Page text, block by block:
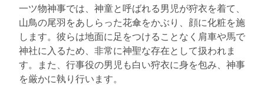
一ツ物神事では、神童と呼ばれる男児が狩衣を着て、
山鳥の尾羽をあしらった花傘をかぶり、顔に化粧を施
します。彼らは地面に足をつけることなく肩車や馬で
神社に入るため、非常に神聖な存在として扱われま
す。また、行事役の男児も白い狩衣に身を包み、神事
を厳かに執り行います。